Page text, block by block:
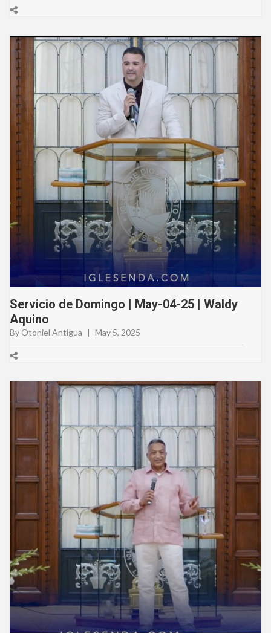
Servicio de Domingo | May-04-25 | Waldy
Aquino
By Otoniel Antigua | May 5, 2025